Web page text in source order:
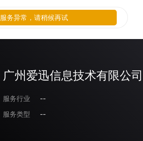
广州爱迅信息技术有限公司
服务行业
--
服务类型
--
服务异常，请稍候再试